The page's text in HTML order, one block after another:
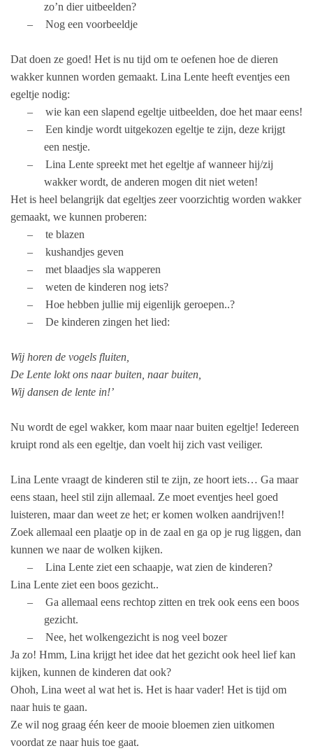
zo’n dier uitbeelden?
–
Nog een voorbeeldje
Dat doen ze goed! Het is nu tijd om te oefenen hoe de dieren
wakker kunnen worden gemaakt. Lina Lente heeft eventjes een
egeltje nodig:
–
wie kan een slapend egeltje uitbeelden, doe het maar eens!
–
Een kindje wordt uitgekozen egeltje te zijn, deze krijgt
een nestje.
–
Lina Lente spreekt met het egeltje af wanneer hij/zij
wakker wordt, de anderen mogen dit niet weten!
Het is heel belangrijk dat egeltjes zeer voorzichtig worden wakker
gemaakt, we kunnen proberen:
–
te blazen
–
kushandjes geven
–
met blaadjes sla wapperen
–
weten de kinderen nog iets?
–
Hoe hebben jullie mij eigenlijk geroepen..?
–
De kinderen zingen het lied:
Wij horen de vogels fluiten,
De Lente lokt ons naar buiten, naar buiten,
Wij dansen de lente in!’
Nu wordt de egel wakker, kom maar naar buiten egeltje! Iedereen
kruipt rond als een egeltje, dan voelt hij zich vast veiliger.
Lina Lente vraagt de kinderen stil te zijn, ze hoort iets… Ga maar
eens staan, heel stil zijn allemaal. Ze moet eventjes heel goed
luisteren, maar dan weet ze het; er komen wolken aandrijven!!
Zoek allemaal een plaatje op in de zaal en ga op je rug liggen, dan
kunnen we naar de wolken kijken.
–
Lina Lente ziet een schaapje, wat zien de kinderen?
Lina Lente ziet een boos gezicht..
–
Ga allemaal eens rechtop zitten en trek ook eens een boos
gezicht.
–
Nee, het wolkengezicht is nog veel bozer
Ja zo! Hmm, Lina krijgt het idee dat het gezicht ook heel lief kan
kijken, kunnen de kinderen dat ook?
Ohoh, Lina weet al wat het is. Het is haar vader! Het is tijd om
naar huis te gaan.
Ze wil nog graag één keer de mooie bloemen zien uitkomen
voordat ze naar huis toe gaat.